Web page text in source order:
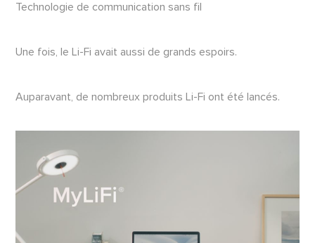
Technologie de communication sans fil
Une fois, le Li-Fi avait aussi de grands espoirs.
Auparavant, de nombreux produits Li-Fi ont été lancés.